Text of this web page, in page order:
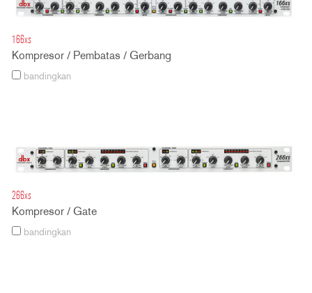
166xs
Kompresor / Pembatas / Gerbang
bandingkan
266xs
Kompresor / Gate
bandingkan